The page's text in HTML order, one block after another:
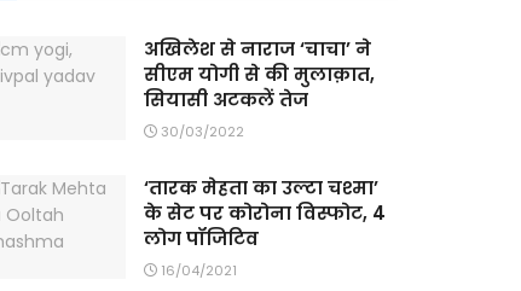
अखिलेश से नाराज ‘चाचा’ ने
सीएम योगी से की मुलाक़ात,
सियासी अटकलें तेज
30/03/2022
‘तारक मेहता का उल्टा चश्मा’
के सेट पर कोरोना विस्फोट, 4
लोग पॉजिटिव
16/04/2021